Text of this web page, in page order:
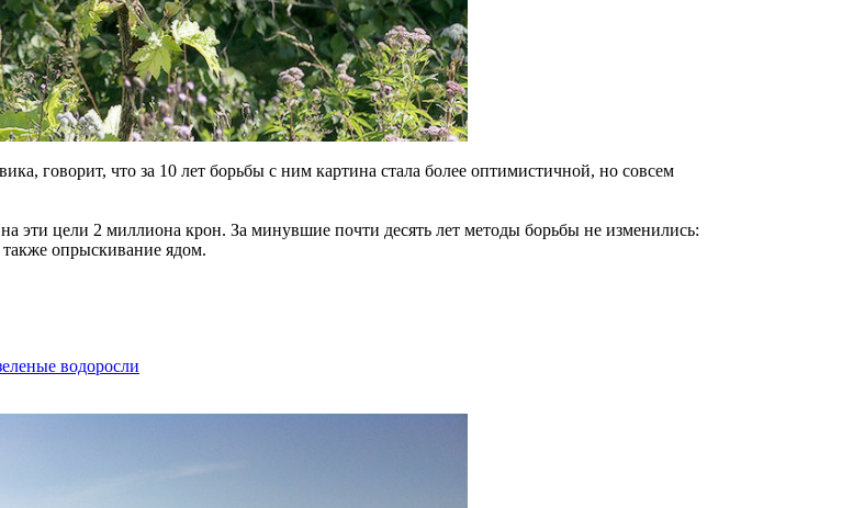
говорит, что за 10 лет борьбы с ним картина стала более оптимистичной, но совсем
эти цели 2 миллиона крон. За минувшие почти десять лет методы борьбы не изменились:
опрыскивание ядом.
водоросли